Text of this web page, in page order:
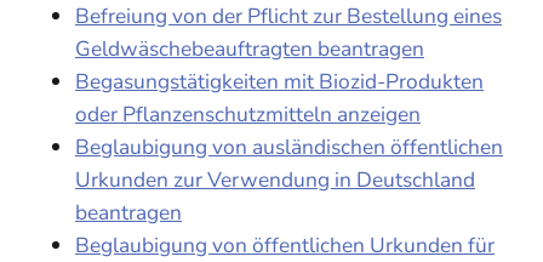
Befreiung von der Pflicht zur Bestellung eines
Geldwäschebeauftragten beantragen
Begasungstätigkeiten mit Biozid-Produkten
oder Pflanzenschutzmitteln anzeigen
Beglaubigung von ausländischen öffentlichen
Urkunden zur Verwendung in Deutschland
beantragen
Beglaubigung von öffentlichen Urkunden für